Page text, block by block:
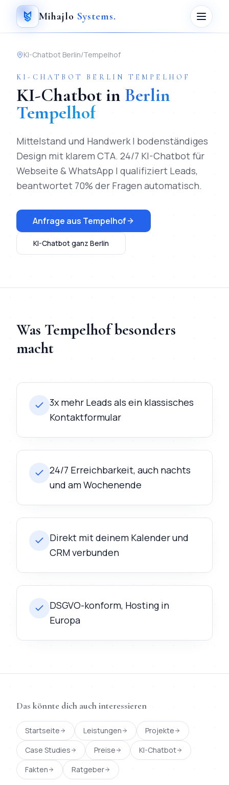
Mihajlo Systems.
KI-Chatbot Berlin/Tempelhof
KI-CHATBOT BERLIN TEMPELHOF
KI-Chatbot in Berlin
Tempelhof
Mittelstand und Handwerk | bodenständiges
Design mit klarem CTA. 24/7 KI-Chatbot für
Webseite & WhatsApp | qualifiziert Leads,
beantwortet 70% der Fragen automatisch.
Anfrage aus Tempelhof
KI-Chatbotganz Berlin
Was Tempelhofbesonders
macht
3x mehr Leads als ein klassisches
Kontaktformular
24/7 Erreichbarkeit, auch nachts
und am Wochenende
Direkt mit deinem Kalender und
CRM verbunden
DSGVO-konform, Hosting in
Europa
Das könnte dich auch interessieren
Startseite Leistungen
Projekte
Case Studies
Preise
KI-Chatbot
Fakten
Ratgeber